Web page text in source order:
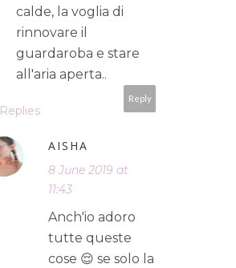
calde, la voglia di
rinnovare il
guardaroba e stare
all'aria aperta..
Reply
Replies
AISHA
8 June 2019 at
11:43
Anch'io adoro
tutte queste
cose 😌 se solo la